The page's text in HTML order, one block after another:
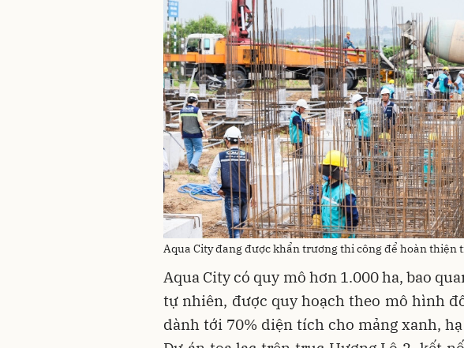
Aqua City đang được khẩn trương thi công để hoàn thiện
Aqua City có quy mô hơn 1.000 ha, bao
tự nhiên, được quy hoạch theo mô hình
dành tới 70% diện tích cho mảng xanh,